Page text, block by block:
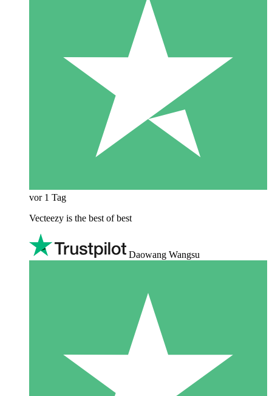
vor 1 Tag
Vecteezy is the best of best
Daowang Wangsu